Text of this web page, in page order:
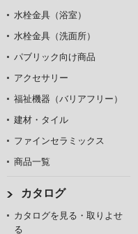
水栓金具（浴室）
水栓金具（洗面所）
パブリック向け商品
アクセサリー
福祉機器（バリアフリー）
建材・タイル
ファインセラミックス
商品一覧
カタログ
カタログを見る・取りよせ
る